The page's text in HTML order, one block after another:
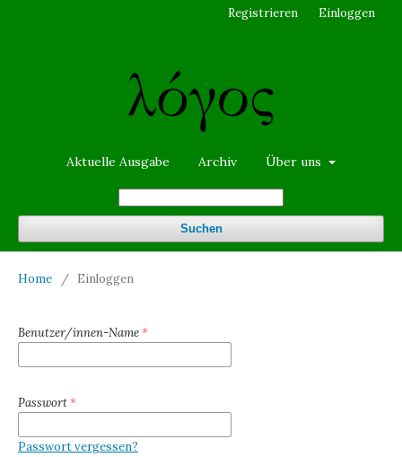
Aktuelle Ausgabe Archiv Über uns
Suchen
Registrieren Einloggen
Home / Einloggen
Benutzer/innen-Name*
Passwort*
Passwort vergessen?